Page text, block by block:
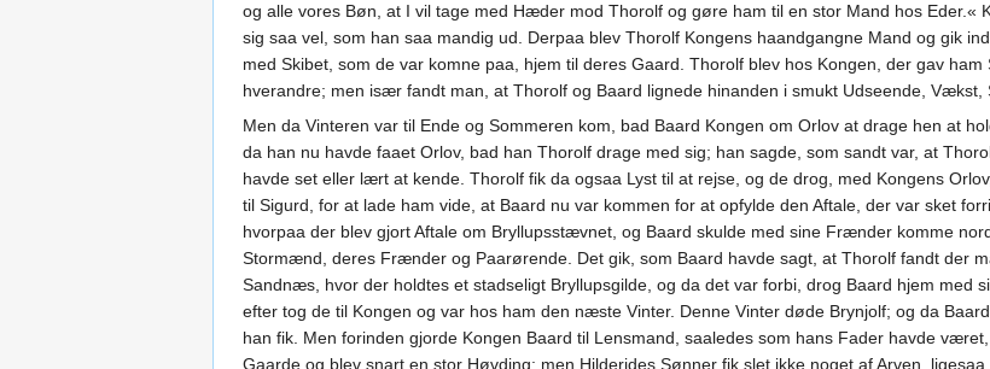
og alle vores Bøn, at I vil tage med Hæder mod Thorolf og gøre ham til en stor Mand hos
sig saa vel, som han saa mandig ud. Derpaa blev Thorolf Kongens haandgangne Mand og gik
med Skibet, som de var komne paa, hjem til deres Gaard. Thorolf blev hos Kongen, der gav
hverandre; men især fandt man, at Thorolf og Baard lignede hinanden i smukt Udseende,
Men da Vinteren var til Ende og Sommeren kom, bad Baard Kongen om Orlov at drage hen at
da han nu havde faaet Orlov, bad han Thorolf drage med sig; han sagde, som sandt var, at
havde set eller lært at kende. Thorolf fik da ogsaa Lyst til at rejse, og de drog, med Kongens
til Sigurd, for at lade ham vide, at Baard nu var kommen for at opfylde den Aftale, der var sket
hvorpaa der blev gjort Aftale om Bryllupsstævnet, og Baard skulde med sine Frænder komme
Stormænd, deres Frænder og Paarørende. Det gik, som Baard havde sagt, at Thorolf fandt der
Sandnæs, hvor der holdtes et stadseligt Bryllupsgilde, og da det var forbi, drog Baard hjem med
efter tog de til Kongen og var hos ham den næste Vinter. Denne Vinter døde Brynjolf; og da
han fik. Men forinden gjorde Kongen Baard til Lensmand, saaledes som hans Fader havde
Gaarde og blev snart en stor Høvding; men Hilderides Sønner fik slet ikke noget af Arven,